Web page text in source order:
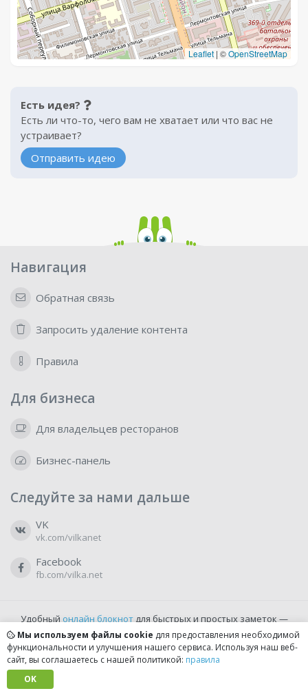
Leaflet | ©OpenStreetMap
Есть идея?
Есть ли что-то, чего вам не хватает или что вас не
устраивает?
Отправить идею
Навигация
Обратная связь
Запросить удаление контента
Правила
Для бизнеса
Для владельцев ресторанов
Бизнес-панель
Следуйте за нами дальше
VK
vk.com/vilkanet
Facebook
fb.com/vilka.net
Удобный онлайн блокнотдля быстрых и простых заметок —
бесплатно и доступно прямо из браузера.
Мы используем файлы cookie для предоставления необходимой
функциональности и улучшения нашего сервиса. Используя наш веб-
сайт, вы соглашаетесь с нашей политикой: правила
OK